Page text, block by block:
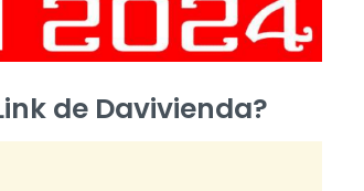
de Davivienda?